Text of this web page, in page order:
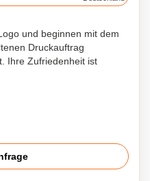
und beginnen mit dem
Druckauftrag
Ihre Zufriedenheit ist